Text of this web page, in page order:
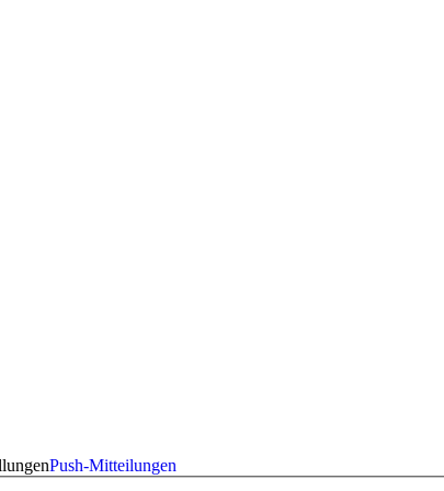
Push-Mitteilungen